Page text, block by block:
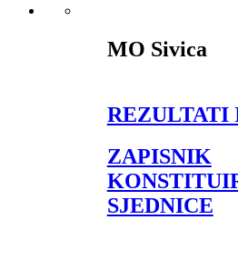
MO Sivica
REZULTATI
ZAPISNIK
SJEDNICE